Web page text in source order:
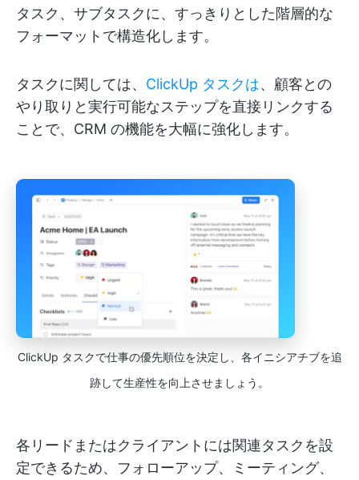
タスク、サブタスクに、すっきりとした階層的な
フォーマットで構造化します。
タスクに関しては、 ClickUp タスクは、顧客との
やり取りと実行可能なステップを直接リンクする
ことで、CRM の機能を大幅に強化します。
ClickUp タスクで仕事の優先順位を決定し、各イニシアチブを追
跡して生産性を向上させましょう。
各リードまたはクライアントには関連タスクを設
定できるため、フォローアップ、ミーティング、